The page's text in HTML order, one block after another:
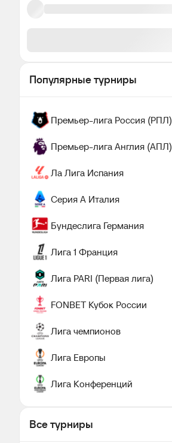
Популярные турниры
Премьер-лига Россия (РПЛ)
Премьер-лига Англия (АПЛ)
Ла Лига Испания
Серия А Италия
Бундеслига Германия
Лига 1 Франция
Лига PARI (Первая лига)
FONBET Кубок России
Лига чемпионов
Лига Европы
Лига Конференций
Все турниры